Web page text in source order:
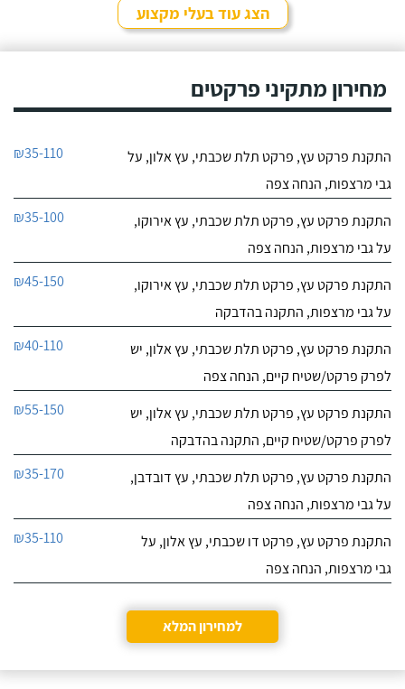
הצג עוד בעלי מקצוע
מחירון מתקיני פרקטים
התקנת פרקט עץ, פרקט תלת שכבתי, עץ אלון, על
גבי מרצפות, הנחה צפה
₪35-110
התקנת פרקט עץ, פרקט תלת שכבתי, עץ אירוקו,
על גבי מרצפות, הנחה צפה
₪35-100
התקנת פרקט עץ, פרקט תלת שכבתי, עץ אירוקו,
על גבי מרצפות, התקנה בהדבקה
₪45-150
התקנת פרקט עץ, פרקט תלת שכבתי, עץ אלון, יש
לפרק פרקט/שטיח קיים, הנחה צפה
₪40-110
התקנת פרקט עץ, פרקט תלת שכבתי, עץ אלון, יש
לפרק פרקט/שטיח קיים, התקנה בהדבקה
₪55-150
התקנת פרקט עץ, פרקט תלת שכבתי, עץ דובדבן,
על גבי מרצפות, הנחה צפה
₪35-170
התקנת פרקט עץ, פרקט דו שכבתי, עץ אלון, על
גבי מרצפות, הנחה צפה
₪35-110
למחירון המלא